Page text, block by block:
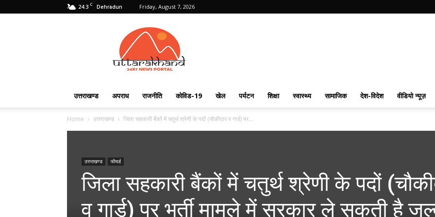
24.3 C Dehradun Friday, August 7, 2026
Uttarakhand
24X7
उत्तराखण्ड अपराध राजनीति कोविड-19 खेल पर्यटन शिक्षा स्वास्थ्य सामाजिक देश-विदेश वीडियो न्यूज़
Home उत्तराखण्ड जिला सहकारी बैंकों में चतुर्थ श्रेणी के पदों (चौकीदार व गार्ड) पर...
उत्तराखण्ड फीचर्ड
जिला सहकारी बैंकों में चतुर्थ श्रेणी के पदों
व गार्ड) पर भर्ती मामले में सरकार ले सकती है